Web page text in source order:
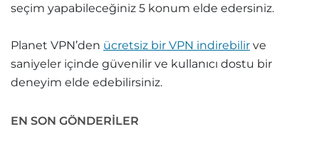
seçim yapabileceğiniz 5 konum elde edersiniz.
Planet VPN’den ücretsiz bir VPN indirebilir ve
saniyeler içinde güvenilir ve kullanıcı dostu bir
deneyim elde edebilirsiniz.
EN SON GÖNDERILER